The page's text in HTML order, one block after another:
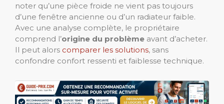
noter qu’une pièce froide ne vient pas toujours
d’une fenêtre ancienne ou d’un radiateur faible.
Avec une analyse complète, le propriétaire
comprend l’origine du problème avant d’acheter.
Il peut alors comparer les solutions, sans
confondre confort ressenti et faiblesse technique.